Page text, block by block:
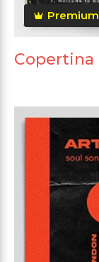
Premium
Copertina